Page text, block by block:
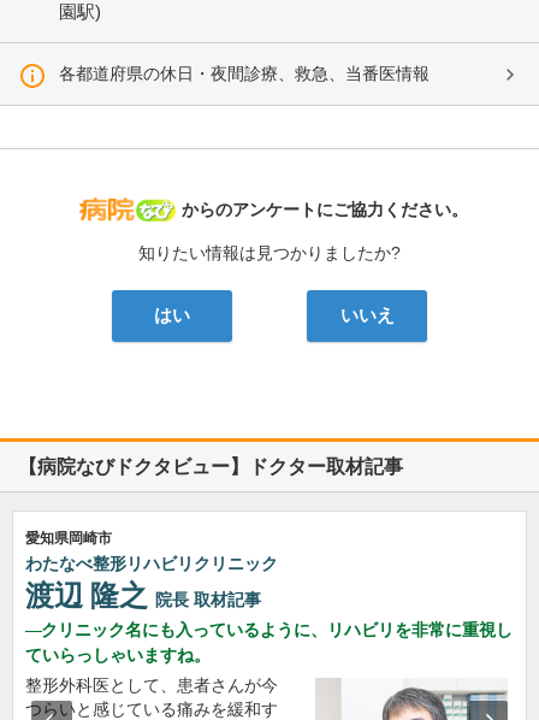
園駅)
各都道府県の休日・夜間診療、救急、当番医情報
病院なび
からのアンケートにご協力ください。
知りたい情報は見つかりましたか?
はい いいえ
【病院なびドクタビュー】ドクター取材記事
愛知県岡崎市
わたなべ整形リハビリクリニック
渡辺 隆之 院長 取材記事
クリニック名にも入っているように、リハビリを非常に重視し
ていらっしゃいますね。
整形外科医として、患者さんが今
つらいと感じている痛みを緩和す